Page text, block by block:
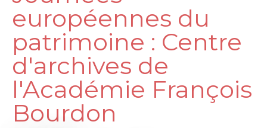
européennes du
patrimoine : Centre
d'archives de
l'Académie François
Bourdon